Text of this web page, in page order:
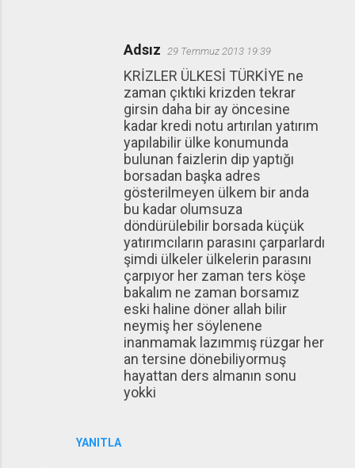
YANITLA
Adsız 29 Temmuz 2013 19:39
KRİZLER ÜLKESİ TÜRKİYE ne
zaman çıktıki krizden tekrar
girsin daha bir ay öncesine
kadar kredi notu artırılan yatırım
yapılabilir ülke konumunda
bulunan faizlerin dip yaptığı
borsadan başka adres
gösterilmeyen ülkem bir anda
bu kadar olumsuza
döndürülebilir borsada küçük
yatırımcıların parasını çarparlardı
şimdi ülkeler ülkelerin parasını
çarpıyor her zaman ters köşe
bakalım ne zaman borsamız
eski haline döner allah bilir
neymiş her söylenene
inanmamak lazımmış rüzgar her
an tersine dönebiliyormuş
hayattan ders almanın sonu
yokki